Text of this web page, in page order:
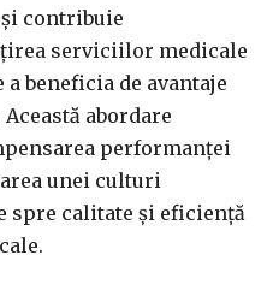
contribuie
serviciilor medicale
beneficia de avantaje
abordare
performanței
unei culturi
spre calitate și eficiență